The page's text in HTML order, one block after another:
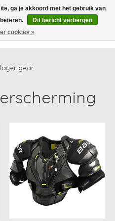
Verlanglijst
gear
ga je akkoord met het gebruik van
Dit bericht verbergen
cookies »